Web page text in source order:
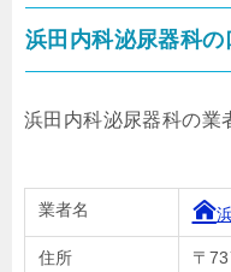
浜田内科泌尿器科
浜田内科泌尿器科の業
業者名
住所
〒